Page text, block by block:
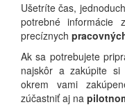
Ušetríte čas,
potrebné informácie
precíznych
Ak sa potrebujete
najskôr a zakúpite
okrem vami
zúčastniť aj na